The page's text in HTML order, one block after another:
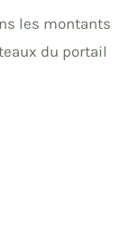
les montants
du portail